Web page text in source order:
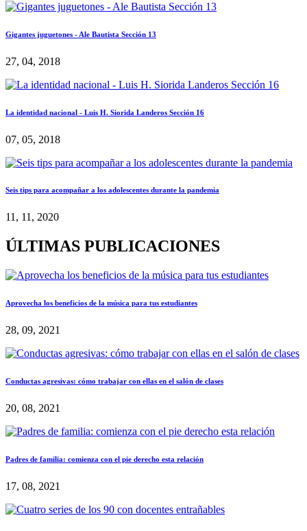
Gigantes juguetones - Ale Bautista Sección 13
27, 04, 2018
La identidad nacional - Luis H. Siorida Landeros Sección 16
07, 05, 2018
Seis tips para acompañar a los adolescentes durante la pandemia
11, 11, 2020
ÚLTIMAS PUBLICACIONES
Aprovecha los beneficios de la música para tus estudiantes
28, 09, 2021
Conductas agresivas: cómo trabajar con ellas en el salón de clases
20, 08, 2021
Padres de familia: comienza con el pie derecho esta relación
17, 08, 2021